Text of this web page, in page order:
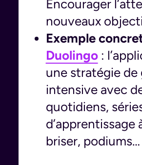
Encourager
nouveaux
Exemple
Duolingo:
une stratégie
intensive avec
quotidiens,
d’apprentissage
briser, podiums…